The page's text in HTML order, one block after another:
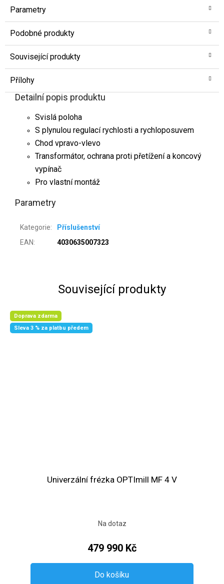
Parametry
Podobné produkty
Související produkty
Přílohy
Detailní popis produktu
Svislá poloha
S plynulou regulací rychlosti a rychloposuvem
Chod vpravo-vlevo
Transformátor, ochrana proti přetížení a koncový
vypínač
Pro vlastní montáž
Parametry
Kategorie:
Příslušenství
EAN: 4030635007323
Související produkty
Doprava zdarma
Sleva 3 % za platbu předem
Univerzální frézka OPTImill MF 4 V
Na dotaz
479 990 Kč
Do košíku